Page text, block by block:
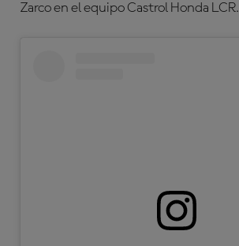
Zarcoen el equipo Castrol Honda LCR.